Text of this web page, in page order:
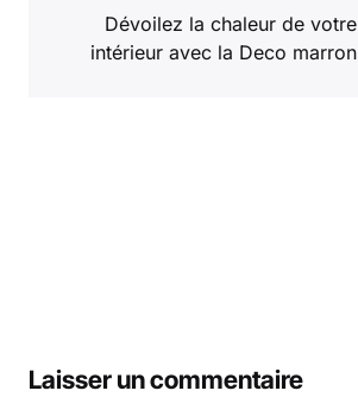
Dévoilez la chaleur de votre
intérieur avec la Deco marron
Laisser un commentaire